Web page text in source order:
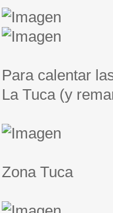
Para calentar
La Tuca (y
Zona Tuca